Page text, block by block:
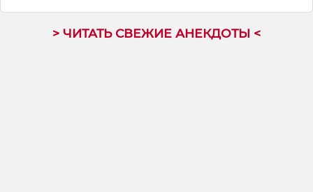
> ЧИТАТЬ СВЕЖИЕ АНЕКДОТЫ <